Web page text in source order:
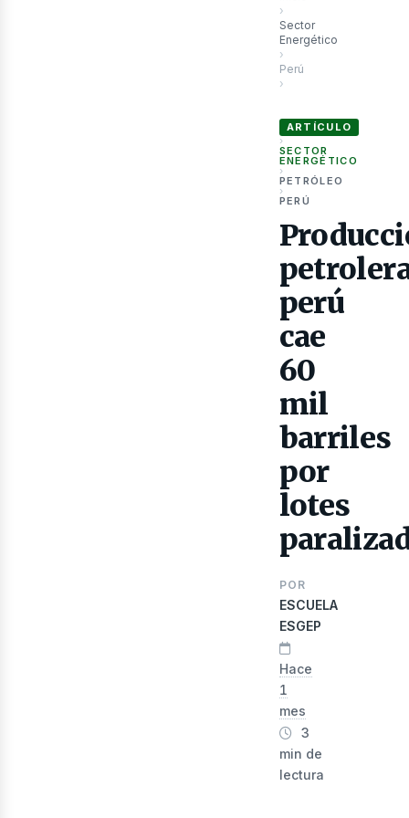
›
Sector
Energético
›
Perú
›
ARTÍCULO
›
SECTOR
ENERGÉTICO
›
PETRÓLEO
›
PERÚ
perú
cae
60
mil
barriles
por
lotes
POR
ESCUELA
ESGEP
Hace
1
mes
3
min de
lectura